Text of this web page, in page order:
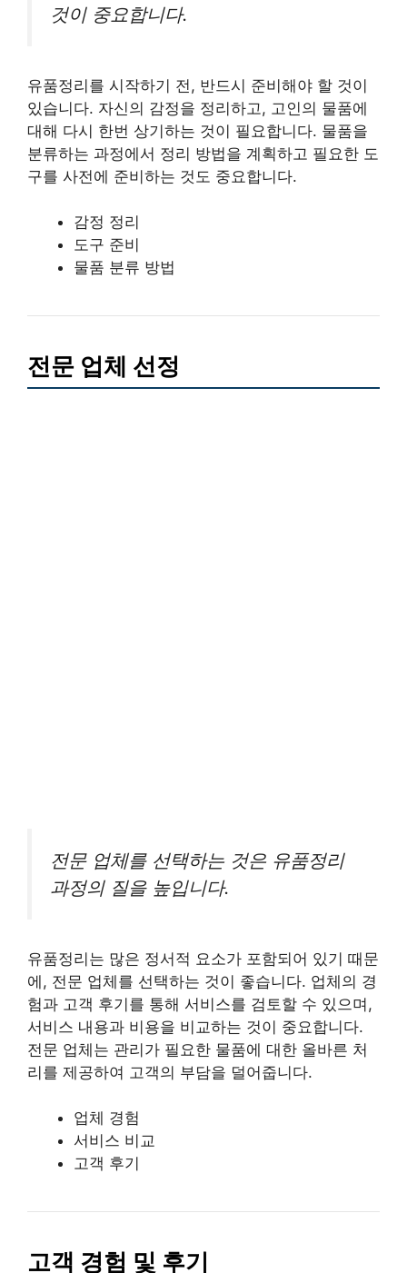
것이 중요합니다.
유품정리를 시작하기 전, 반드시 준비해야 할 것이
있습니다. 자신의 감정을 정리하고, 고인의 물품에
대해 다시 한번 상기하는 것이 필요합니다. 물품을
분류하는 과정에서 정리 방법을 계획하고 필요한 도
구를 사전에 준비하는 것도 중요합니다.
감정 정리
도구 준비
물품 분류 방법
전문 업체 선정
전문 업체를 선택하는 것은 유품정리
과정의 질을 높입니다.
유품정리는 많은 정서적 요소가 포함되어 있기 때문
에, 전문 업체를 선택하는 것이 좋습니다. 업체의 경
험과 고객 후기를 통해 서비스를 검토할 수 있으며,
서비스 내용과 비용을 비교하는 것이 중요합니다.
전문 업체는 관리가 필요한 물품에 대한 올바른 처
리를 제공하여 고객의 부담을 덜어줍니다.
업체 경험
서비스 비교
고객 후기
고객 경험 및 후기